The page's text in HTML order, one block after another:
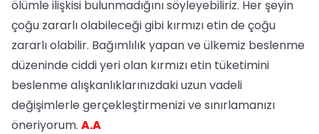
ölümle ilişkisi bulunmadığını söyleyebiliriz. Her şeyin
çoğu zararlı olabileceği gibi kırmızı etin de çoğu
zararlı olabilir. Bağımlılık yapan ve ülkemiz beslenme
düzeninde ciddi yeri olan kırmızı etin tüketimini
beslenme alışkanlıklarınızdaki uzun vadeli
değişimlerle gerçekleştirmenizi ve sınırlamanızı
öneriyorum. A.A